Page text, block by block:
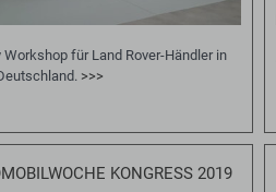
Workshop für Land Rover-Händler in
>>>
KONGRESS 2019